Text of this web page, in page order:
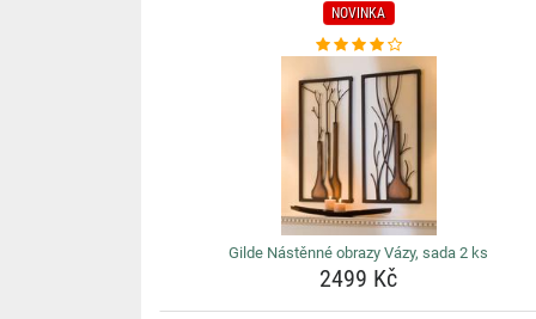
NOVINKA
Gilde Nástěnné obrazy Vázy, sada 2 ks
2499 Kč